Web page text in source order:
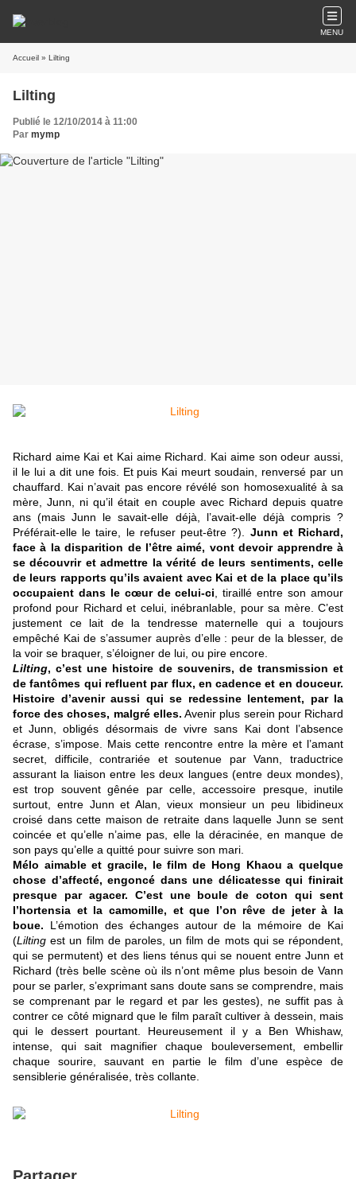
MENU
Accueil » Lilting
Lilting
Publié le 12/10/2014 à 11:00
Par mymp
Richard aime Kai et Kai aime Richard. Kai aime son odeur aussi,
il le lui a dit une fois. Et puis Kai meurt soudain, renversé par un
chauffard. Kai n’avait pas encore révélé son homosexualité à sa
mère, Junn, ni qu’il était en couple avec Richard depuis quatre
ans (mais Junn le savait-elle déjà, l’avait-elle déjà compris ?
Préférait-elle le taire, le refuser peut-être ?). Junn et Richard,
face à la disparition de l’être aimé, vont devoir apprendre à
se découvrir et admettre la vérité de leurs sentiments, celle
de leurs rapports qu’ils avaient avec Kai et de la place qu’ils
occupaient dans le cœur de celui-ci , tiraillé entre son amour
profond pour Richard et celui, inébranlable, pour sa mère. C’est
justement ce lait de la tendresse maternelle qui a toujours
empêché Kai de s’assumer auprès d’elle : peur de la blesser, de
la voir se braquer, s’éloigner de lui, ou pire encore.
Lilting, c’est une histoire de souvenirs, de transmission et
de fantômes qui refluent par flux, en cadence et en douceur.
Histoire d’avenir aussi qui se redessine lentement, par la
force des choses, malgré elles. Avenir plus serein pour Richard
et Junn, obligés désormais de vivre sans Kai dont l’absence
écrase, s’impose. Mais cette rencontre entre la mère et l’amant
secret, difficile, contrariée et soutenue par Vann, traductrice
assurant la liaison entre les deux langues (entre deux mondes),
est trop souvent gênée par celle, accessoire presque, inutile
surtout, entre Junn et Alan, vieux monsieur un peu libidineux
croisé dans cette maison de retraite dans laquelle Junn se sent
coincée et qu’elle n’aime pas, elle la déracinée, en manque de
son pays qu’elle a quitté pour suivre son mari.
Mélo aimable et gracile, le film de Hong Khaou a quelque
chose d’affecté, engoncé dans une délicatesse qui finirait
presque par agacer. C’est une boule de coton qui sent
l’hortensia et la camomille, et que l’on rêve de jeter à la
boue. L’émotion des échanges autour de la mémoire de Kai
(Lilting est un film de paroles, un film de mots qui se répondent,
qui se permutent) et des liens ténus qui se nouent entre Junn et
Richard (très belle scène où ils n’ont même plus besoin de Vann
pour se parler, s’exprimant sans doute sans se comprendre, mais
se comprenant par le regard et par les gestes), ne suffit pas à
contrer ce côté mignard que le film paraît cultiver à dessein, mais
qui le dessert pourtant. Heureusement il y a Ben Whishaw,
intense, qui sait magnifier chaque bouleversement, embellir
chaque sourire, sauvant en partie le film d’une espèce de
sensiblerie généralisée, très collante